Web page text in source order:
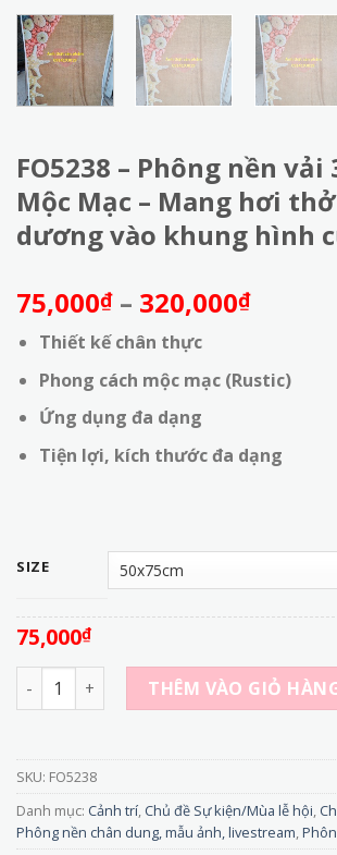
FO5238 – Phông nền vải
Mộc Mạc – Mang hơi
dương vào khung hình
75,000₫ – 320,000₫Khoảng
75,000₫
Thiết kế chân thực
Phong cách mộc mạc (Rustic)
Ứng dụng đa dạng
Tiện lợi, kích thước đa dạng
SIZE
75,000₫
FO5238 - Phông nền vải 3D Mùa Hè
THÊM VÀO GIỎ
SKU: FO5238
Danh mục: Cảnh trí, Chủ đề Sự kiện/Mùa lễ hội,
Phông nền chân dung, mẫu ảnh, livestream,